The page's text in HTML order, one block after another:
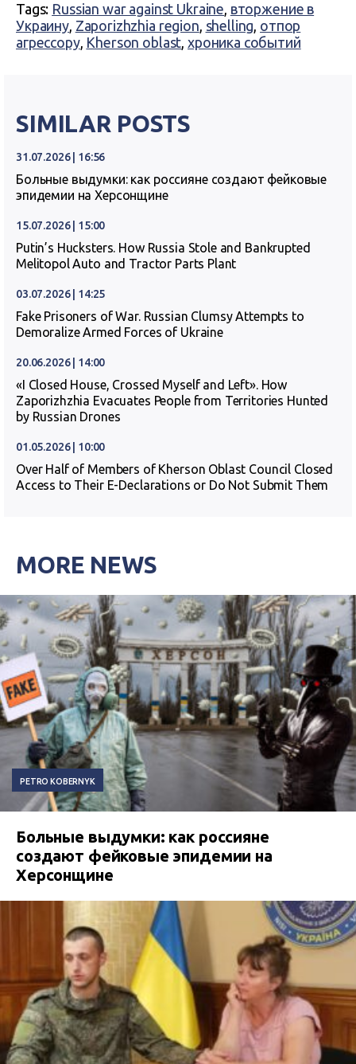
Tags: Russian war against Ukraine, вторжение в
Украину, Zaporizhzhia region, shelling, отпор
агрессору, Kherson oblast, хроника событий
SIMILAR POSTS
31.07.2026 | 16:56
Больные выдумки: как россияне создают фейковые
эпидемии на Херсонщине
15.07.2026 | 15:00
Putin’s Hucksters. How Russia Stole and Bankrupted
Melitopol Auto and Tractor Parts Plant
03.07.2026 | 14:25
Fake Prisoners of War. Russian Clumsy Attempts to
Demoralize Armed Forces of Ukraine
20.06.2026 | 14:00
«I Closed House, Crossed Myself and Left». How
Zaporizhzhia Evacuates People from Territories Hunted
by Russian Drones
01.05.2026 | 10:00
Over Half of Members of Kherson Oblast Council Closed
Access to Their E-Declarations or Do Not Submit Them
MORE NEWS
PETRO KOBERNYK
Больные выдумки: как россияне
создают фейковые эпидемии на
Херсонщине